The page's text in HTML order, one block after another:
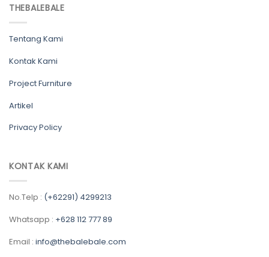
THEBALEBALE
Tentang Kami
Kontak Kami
Project Furniture
Artikel
Privacy Policy
KONTAK KAMI
No.Telp : (+62291) 4299213
Whatsapp : +628 112 777 89
Email : info@thebalebale.com